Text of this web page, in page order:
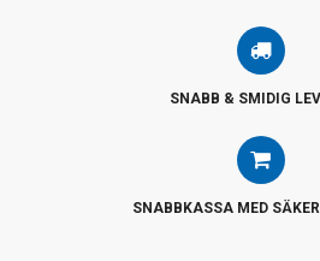
SNABB & SMIDIG
SNABBKASSA MED